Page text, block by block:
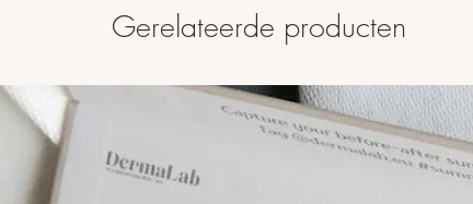
Gerelateerde producten